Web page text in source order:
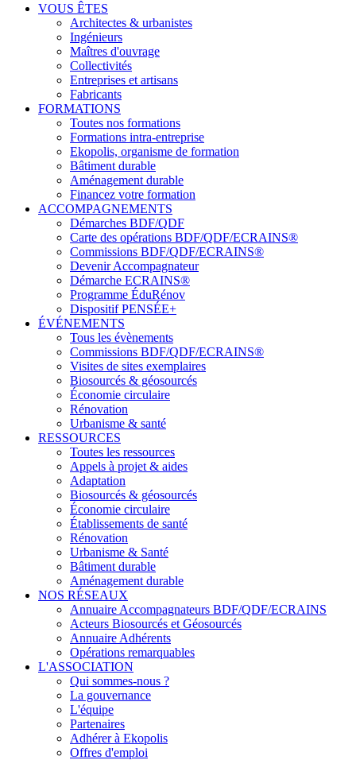
VOUS ÊTES
Architectes & urbanistes
Ingénieurs
Maîtres d'ouvrage
Collectivités
Entreprises et artisans
Fabricants
FORMATIONS
Toutes nos formations
Formations intra-entreprise
Ekopolis, organisme de formation
Bâtiment durable
Aménagement durable
Financez votre formation
ACCOMPAGNEMENTS
Démarches BDF/QDF
Carte des opérations BDF/QDF/ECRAINS®
Commissions BDF/QDF/ECRAINS®
Devenir Accompagnateur
Démarche ECRAINS®
Programme ÉduRénov
Dispositif PENSÉE+
ÉVÉNEMENTS
Tous les évènements
Commissions BDF/QDF/ECRAINS®
Visites de sites exemplaires
Biosourcés & géosourcés
Économie circulaire
Rénovation
Urbanisme & santé
RESSOURCES
Toutes les ressources
Appels à projet & aides
Adaptation
Biosourcés & géosourcés
Économie circulaire
Établissements de santé
Rénovation
Urbanisme & Santé
Bâtiment durable
Aménagement durable
NOS RÉSEAUX
Annuaire Accompagnateurs BDF/QDF/ECRAINS
Acteurs Biosourcés et Géosourcés
Annuaire Adhérents
Opérations remarquables
L'ASSOCIATION
Qui sommes-nous ?
La gouvernance
L'équipe
Partenaires
Adhérer à Ekopolis
Offres d'emploi